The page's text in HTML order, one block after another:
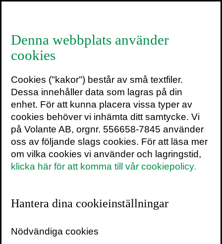
Filosofen Martin Hägglund har kallats en av
de främsta tänkarna i vår tid. Han är född
1976 och växte upp i Ångermanland och
utanför Stockholm, men är i dag bosatt i
New York. Han är professor i
litteraturvetenskap och humaniora vid Yale
University och den förste svensk som blivit
översatts till ett dussin språk och legat till
grund för internationella konferenser.
Martin Hägglunds uppmärksammande bok
Denna webbplats använder
cookies
Cookies ("kakor") består av små textfiler.
Dessa innehåller data som lagras på din
enhet. För att kunna placera vissa typer av
cookies behöver vi inhämta ditt samtycke. Vi
på Volante AB, orgnr. 556658-7845 använder
oss av följande slags cookies. För att läsa mer
om vilka cookies vi använder och lagringstid,
klicka här för att komma till vår cookiepolicy.
Hantera dina cookieinställningar
Nödvändiga cookies